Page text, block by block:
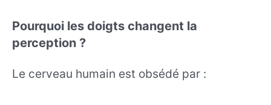
Pourquoi les doigts changent la
perception ?
Le cerveau humain est obsédé par :